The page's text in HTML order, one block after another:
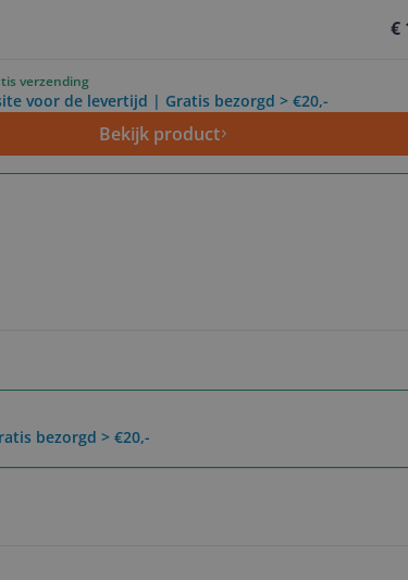
€
verzending
voor de levertijd | Gratis bezorgd > €20,-
Bekijk product
bezorgd > €20,-